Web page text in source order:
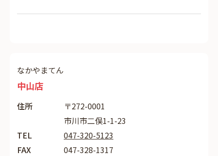
なかやまてん
中山店
住所
〒272-0001
市川市二俣1-1-23
TEL
047-320-5123
FAX
047-328-1317